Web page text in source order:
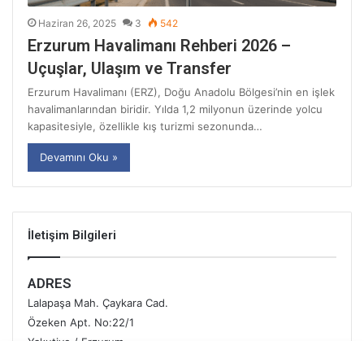
Haziran 26, 2025 3 542
Erzurum Havalimanı Rehberi 2026 –
Uçuşlar, Ulaşım ve Transfer
Erzurum Havalimanı (ERZ), Doğu Anadolu Bölgesi’nin en işlek
havalimanlarından biridir. Yılda 1,2 milyonun üzerinde yolcu
kapasitesiyle, özellikle kış turizmi sezonunda…
Devamını Oku »
İletişim Bilgileri
ADRES
Lalapaşa Mah. Çaykara Cad.
Özeken Apt. No:22/1